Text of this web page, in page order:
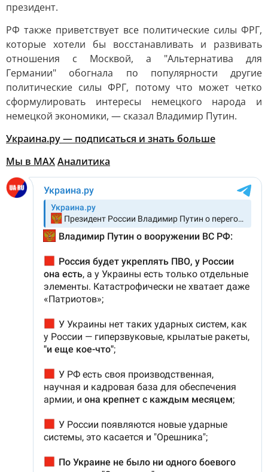
президент.
РФ также приветствует все политические силы ФРГ,
которые хотели бы восстанавливать и развивать
отношения с Москвой, а "Альтернатива для
Германии" обогнала по популярности другие
политические силы ФРГ, потому что может четко
сформулировать интересы немецкого народа и
немецкой экономики, — сказал Владимир Путин.
Украина.ру — подписаться и знать больше
Мы в MAXАналитика